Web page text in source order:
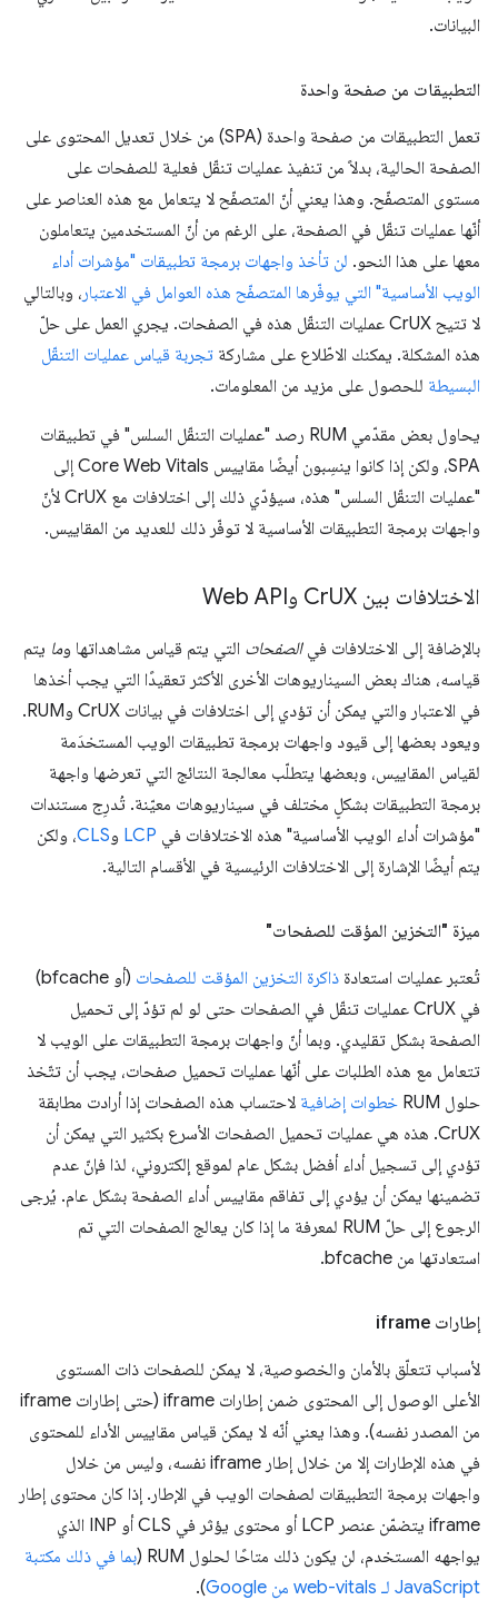
البيانات.
التطبيقات من صفحة واحدة
تعمل التطبيقات من صفحة واحدة (SPA) من خلال تعديل المحتوى على
الصفحة الحالية، بدلاً من تنفيذ عمليات تنقّل فعلية للصفحات على
مستوى المتصفّح. وهذا يعني أنّ المتصفّح لا يتعامل مع هذه العناصر على
أنّها عمليات تنقّل في الصفحة، على الرغم من أنّ المستخدمين يتعاملون
معها على هذا النحو. لن تأخذ واجهات برمجة تطبيقات "مؤشرات أداء
الويب الأساسية" التي يوفّرها المتصفّح هذه العوامل في الاعتبار ، وبالتالي
لا تتيح CrUX عمليات التنقّل هذه في الصفحات. يجري العمل على حلّ
هذه المشكلة. يمكنك الاطّلاع على مشاركة تجربة قياس عمليات التنقّل
البسيطة للحصول على مزيد من المعلومات.
يحاول بعض مقدّمي RUM رصد "عمليات التنقّل السلس" في تطبيقات
SPA، ولكن إذا كانوا ينسِبون أيضًا مقاييس Core Web Vitals إلى
"عمليات التنقّل السلس" هذه، سيؤدّي ذلك إلى اختلافات مع CrUX لأنّ
واجهات برمجة التطبيقات الأساسية لا توفّر ذلك للعديد من المقاييس.
الاختلافات بين Cr UX وWeb API
بالإضافة إلى الاختلافات فيالصفحات التي يتم قياس مشاهداتها وما يتم
قياسه، هناك بعض السيناريوهات الأخرى الأكثر تعقيدًا التي يجب أخذها
في الاعتبار والتي يمكن أن تؤدي إلى اختلافات في بيانات CrUX وRUM.
ويعود بعضها إلى قيود واجهات برمجة تطبيقات الويب المستخدَمة
لقياس المقاييس، وبعضها يتطلّب معالجة النتائج التي تعرضها واجهة
برمجة التطبيقات بشكلٍ مختلف في سيناريوهات معيّنة. تُدرِج مستندات
"مؤشرات أداء الويب الأساسية" هذه الاختلافات في LCP وCLS، ولكن
يتم أيضًا الإشارة إلى الاختلافات الرئيسية في الأقسام التالية.
ميزة "التخزين المؤقت للصفحات"
تُعتبر عمليات استعادة ذاكرة التخزين المؤقت للصفحات
(أو bfcache)
في CrUX عمليات تنقّل في الصفحات حتى لو لم تؤدّ إلى تحميل
الصفحة بشكل تقليدي. وبما أنّ واجهات برمجة التطبيقات على الويب لا
تتعامل مع هذه الطلبات على أنّها عمليات تحميل صفحات، يجب أن تتّخذ
حلول RUM
خطوات إضافية لاحتساب هذه الصفحات إذا أرادت مطابقة
CrUX. هذه هي عمليات تحميل الصفحات الأسرع بكثير التي يمكن أن
تؤدي إلى تسجيل أداء أفضل بشكل عام لموقع إلكتروني، لذا فإنّ عدم
تضمينها يمكن أن يؤدي إلى تفاقم مقاييس أداء الصفحة بشكل عام. يُرجى
الرجوع إلى حلّ RUM لمعرفة ما إذا كان يعالج الصفحات التي تم
استعادتها من bfcache.
إطارات iframe
لأسباب تتعلّق بالأمان والخصوصية، لا يمكن للصفحات ذات المستوى
الأعلى الوصول إلى المحتوى ضمن إطارات iframe (حتى إطارات iframe
من المصدر نفسه). وهذا يعني أنّه لا يمكن قياس مقاييس الأداء للمحتوى
في هذه الإطارات إلا من خلال إطار iframe نفسه، وليس من خلال
واجهات برمجة التطبيقات لصفحات الويب في الإطار. إذا كان محتوى إطار
iframe يتضمّن عنصر LCP أو محتوى يؤثر في CLS أو INP الذي
يواجهه المستخدم، لن يكون ذلك متاحًا لحلول RUM (
بما في ذلك مكتبة
JavaScript لـ web-vitals من Google
).